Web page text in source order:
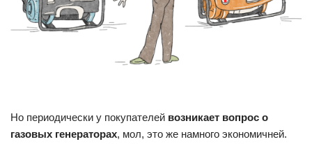
Но периодически у покупателей возникает вопрос о
газовых генераторах, мол, это же намного экономичней.